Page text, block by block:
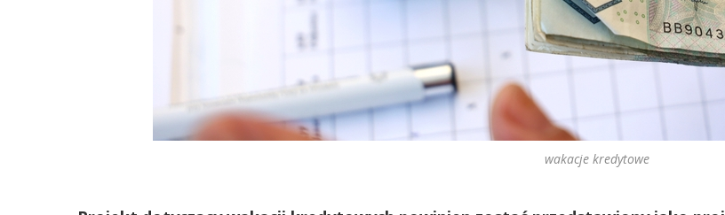
wakacje kredytowe